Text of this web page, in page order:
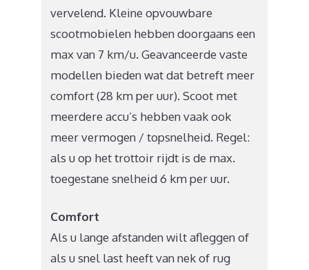
vervelend. Kleine opvouwbare
scootmobielen hebben doorgaans een
max van 7 km/u. Geavanceerde vaste
modellen bieden wat dat betreft meer
comfort (28 km per uur). Scoot met
meerdere accu’s hebben vaak ook
meer vermogen / topsnelheid. Regel:
als u op het trottoir rijdt is de max.
toegestane snelheid 6 km per uur.
Comfort
Als u lange afstanden wilt afleggen of
als u snel last heeft van nek of rug